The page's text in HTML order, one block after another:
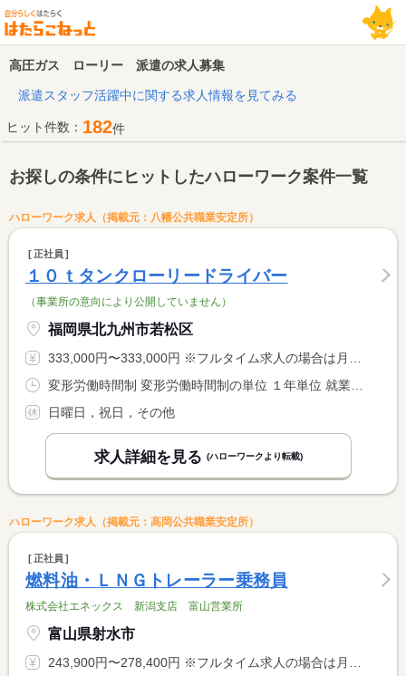
高圧ガス ローリー 派遣の求人募集
派遣スタッフ活躍中に関する求人情報を見てみる
ヒット件数： 182件
お探しの条件にヒットしたハローワーク案件一覧
ハローワーク求人（掲載元：八幡公共職業安定所）
正社員
１０ｔタンクローリードライバー
（事業所の意向により公開していません）
福岡県北九州市若松区
333,000円〜333,000円 ※フルタイム求人の場合は月額（換算額）、パート求人の場合は時間額を表示しています。
日曜日，祝日，その他
求人詳細を見る (ハローワークより転載)
ハローワーク求人（掲載元：高岡公共職業安定所）
正社員
燃料油・ＬＮＧトレーラー乗務員
株式会社エネックス 新潟支店 富山営業所
富山県射水市
243,900円〜278,400円 ※フルタイム求人の場合は月額（換算額）、パート求人の場合は時間額を表示しています。